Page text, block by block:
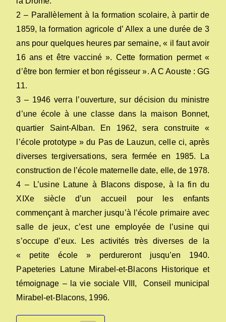
2 – Parallèlement à la formation scolaire, à partir de
1859, la formation agricole d’ Allex a une durée de 3
ans pour quelques heures par semaine, « il faut avoir
16 ans et être vacciné ». Cette formation permet «
d’être bon fermier et bon régisseur ». A C Aouste : GG
11.
3 – 1946 verra l’ouverture, sur décision du ministre
d’une école à une classe dans la maison Bonnet,
quartier Saint-Alban. En 1962, sera construite «
l’école prototype » du Pas de Lauzun, celle ci, après
diverses tergiversations, sera fermée en 1985. La
construction de l’école maternelle date, elle, de 1978.
4 – L’usine Latune à Blacons dispose, à la fin du
XIXe siècle d’un accueil pour les enfants
commençant à marcher jusqu’à l’école primaire avec
salle de jeux, c’est une employée de l’usine qui
s’occupe d’eux. Les activités très diverses de la
« petite école » perdureront jusqu’en 1940.
Papeteries Latune Mirabel-et-Blacons Historique et
témoignage – la vie sociale VIII, Conseil municipal
Mirabel-et-Blacons, 1996.